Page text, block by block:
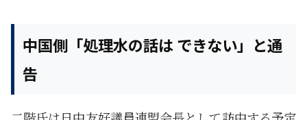
中国側「処理水の話は できない」と通
告